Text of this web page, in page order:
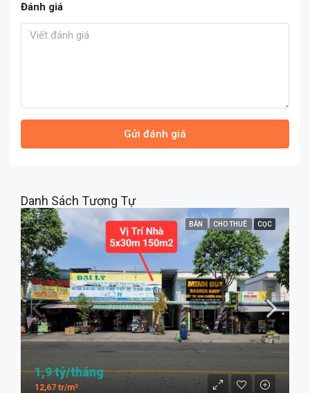
Đánh giá
Gửi đánh giá
Danh Sách Tương Tự
BÁN CHO THUÊ CỌC
1,9 tỷ/tháng
12,67 tr/m²